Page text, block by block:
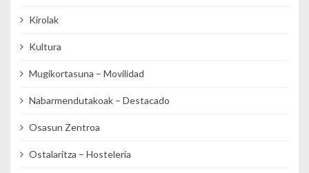
Kirolak
Kultura
Mugikortasuna – Movilidad
Nabarmendutakoak – Destacado
Osasun Zentroa
Ostalaritza – Hostelería